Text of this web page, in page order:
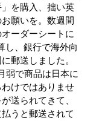
を購入、拙い英
願いを。数週間
ーダーシートに
し、銀行で海外向
郵送しました。
弱で商品は日本に
けではありませ
送られてきて、
うと郵送されて